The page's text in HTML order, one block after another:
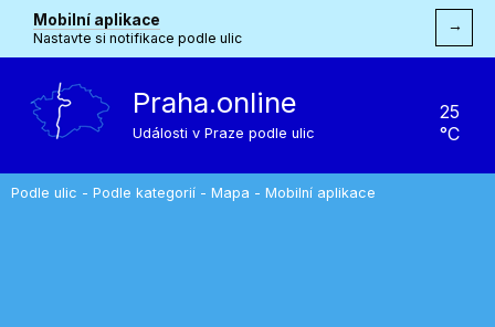
Mobilní aplikace
Nastavte si notifikace podle ulic
→
Praha.online
Události v Praze podle ulic
25
°C
Podle ulic - Podle kategorií - Mapa - Mobilní aplikace